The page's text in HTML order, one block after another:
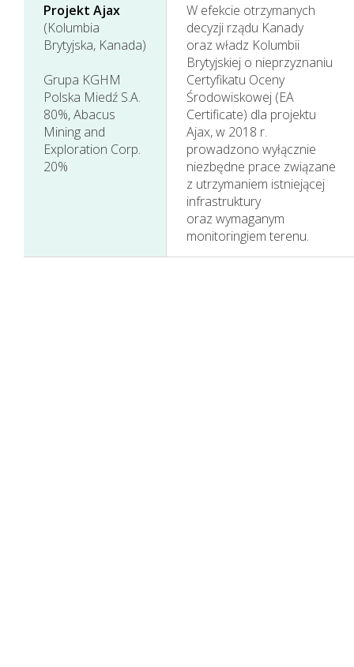
Projekt Ajax
(Kolumbia
Brytyjska, Kanada)
Grupa KGHM
Polska Miedź S.A.
80%, Abacus
Mining and
Exploration Corp.
20%
W efekcie otrzymanych
decyzji rządu Kanady
oraz władz Kolumbii
Brytyjskiej o nieprzyznaniu
Certyfikatu Oceny
Środowiskowej (EA
Certificate) dla projektu
Ajax, w 2018 r.
prowadzono wyłącznie
niezbędne prace związane
z utrzymaniem istniejącej
infrastruktury
oraz wymaganym
monitoringiem terenu.